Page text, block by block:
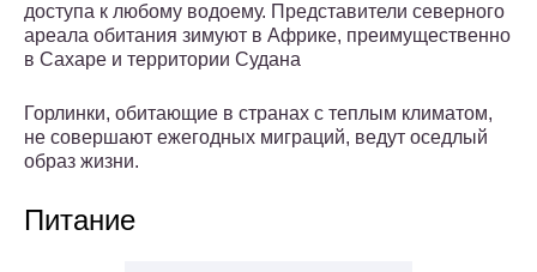
доступа к любому водоему. Представители северного
ареала обитания зимуют в Африке, преимущественно
в Сахаре и территории Судана
Горлинки, обитающие в странах с теплым климатом,
не совершают ежегодных миграций, ведут оседлый
образ жизни.
Питание